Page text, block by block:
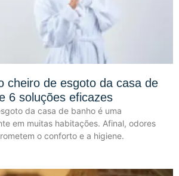
cheiro de esgoto da casa de
6 soluções eficazes
da casa de banho é uma
em muitas habitações. Afinal, odores
o conforto e a higiene.